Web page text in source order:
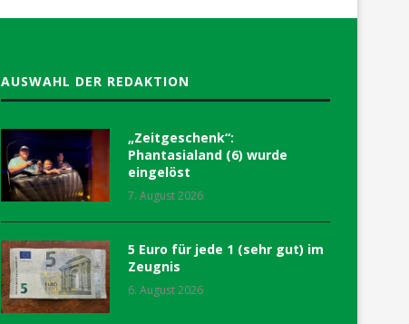
AUSWAHL DER REDAKTION
„Zeitgeschenk“:
Phantasialand (6) wurde
eingelöst
7. August 2026
5 Euro für jede 1 (sehr gut) im
Zeugnis
6. August 2026